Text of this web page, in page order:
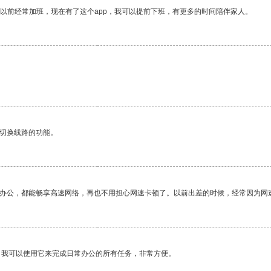
经常加班，现在有了这个app，我可以提前下班，有更多的时间陪伴家人。
换线路的功能。
，都能畅享高速网络，再也不用担心网速卡顿了。以前出差的时候，经常因为
可以使用它来完成日常办公的所有任务，非常方便。